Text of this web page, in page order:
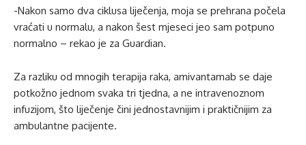
-Nakon samo dva ciklusa liječenja, moja se prehrana počela
vraćati u normalu, a nakon šest mjeseci jeo sam potpuno
normalno – rekao je za Guardian.
Za razliku od mnogih terapija raka, amivantamab se daje
potkožno jednom svaka tri tjedna, a ne intravenoznom
infuzijom, što liječenje čini jednostavnijim i praktičnijim za
ambulantne pacijente.